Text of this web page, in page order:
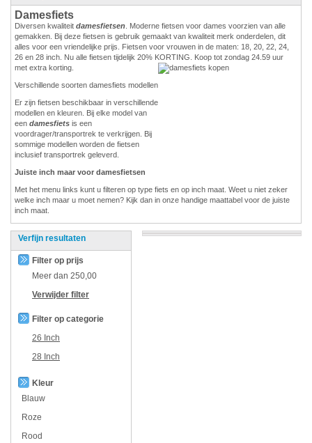
Damesfiets
Diversen kwaliteit damesfietsen . Moderne fietsen voor dames voorzien van alle
gemakken. Bij deze fietsen is gebruik gemaakt van kwaliteit merk onderdelen, dit
alles voor een vriendelijke prijs. Fietsen voor vrouwen in de maten: 18, 20, 22, 24,
26 en 28 inch. Nu alle fietsen tijdelijk 20% KORTING. Koop tot zondag 24.59 uur
met extra korting.
Verschillende soorten damesfiets modellen
Er zijn fietsen beschikbaar in verschillende
modellen en kleuren. Bij elke model van
een damesfiets is een
voordrager/transportrek te verkrijgen. Bij
sommige modellen worden de fietsen
inclusief transportrek geleverd.
Juiste inch maar voor damesfietsen
Met het menu links kunt u filteren op type fiets en op inch maat. Weet u niet zeker
welke inch maar u moet nemen? Kijk dan in onze handige maattabel voor de juiste
inch maat.
Verfijn resultaten
Filter op prijs
Meer dan 250,00
Verwijder filter
Filter op categorie
26 Inch
28 Inch
Kleur
Blauw
Roze
Rood